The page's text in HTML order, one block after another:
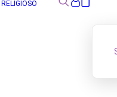
RELIGIOSO